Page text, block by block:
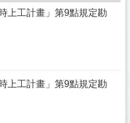
上工計畫」第9點規定勘
上工計畫」第9點規定勘